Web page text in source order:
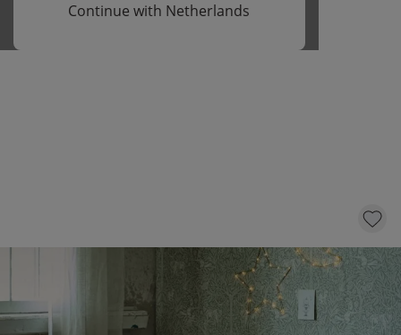
Continue with Netherlands
LEDIKANT «HETRE» | 60 X 120 CM | ZWART
169,